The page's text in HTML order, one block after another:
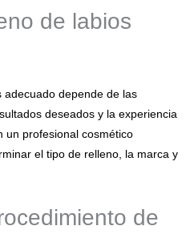
de labios
adecuado depende de las
deseados y la experiencia
un profesional cosmético
el tipo de relleno, la marca y
de